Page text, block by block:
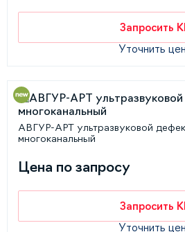
Запросить
Уточнить
АВГУР-АРТ ультразвуковой
многоканальный
Цена по запросу
Запросить
Уточнить